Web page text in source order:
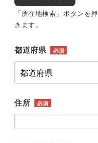
「所在地検索」ボタンを
きます。
都道府県 必須
住所 必須